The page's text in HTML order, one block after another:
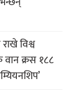
विश्व
वान क्रस १८८